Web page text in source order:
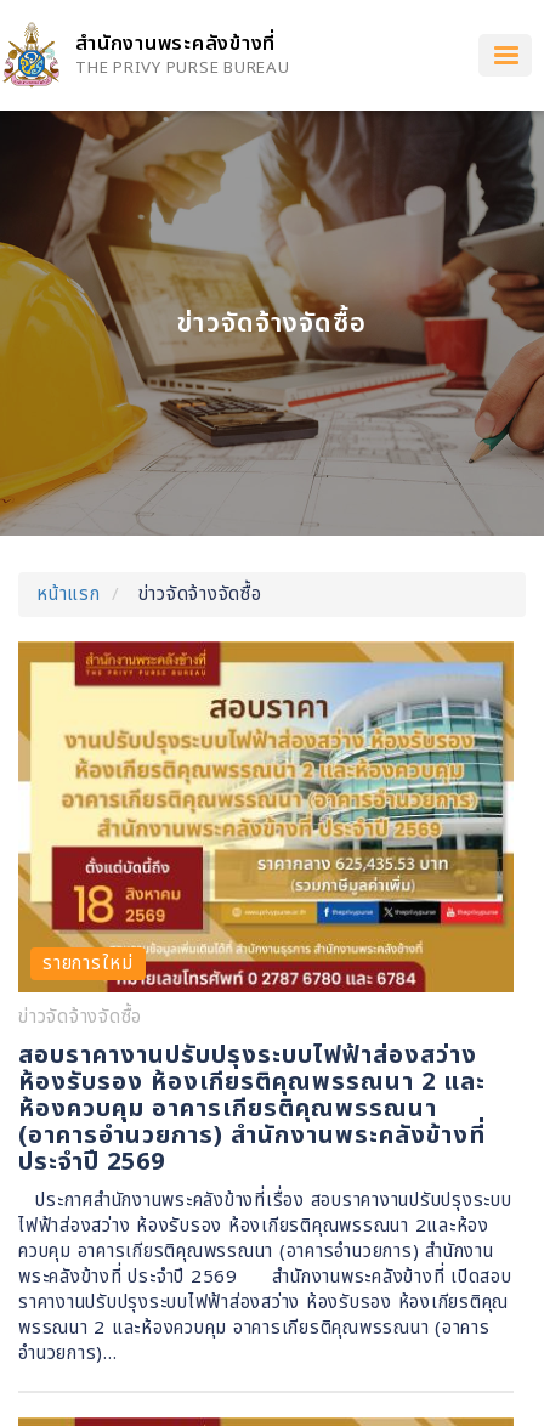
to
main
content
สำนักงานพระคลังข้างที่
THE PRIVY PURSE BUREAU
ข่าวจัดจ้างจัดซื้อ
หน้าแรก ข่าวจัดจ้างจัดซื้อ
รายการใหม่
ข่าวจัดจ้างจัดซื้อ
สอบราคางานปรับปรุงระบบไฟฟ้าส่องสว่าง
ห้องรับรอง ห้องเกียรติคุณพรรณนา 2 และ
ห้องควบคุม อาคารเกียรติคุณพรรณนา
(อาคารอำนวยการ) สำนักงานพระคลังข้างที่
ประจำปี 2569
ประกาศสำนักงานพระคลังข้างที่เรื่อง สอบราคางานปรับปรุงระบบ
ไฟฟ้าส่องสว่าง ห้องรับรอง ห้องเกียรติคุณพรรณนา 2และห้อง
ควบคุม อาคารเกียรติคุณพรรณนา (อาคารอำนวยการ) สำนักงาน
พระคลังข้างที่ ประจำปี 2569 สำนักงานพระคลังข้างที่ เปิดสอบ
ราคางานปรับปรุงระบบไฟฟ้าส่องสว่าง ห้องรับรอง ห้องเกียรติคุณ
พรรณนา 2 และห้องควบคุม อาคารเกียรติคุณพรรณนา (อาคาร
อำนวยการ)…